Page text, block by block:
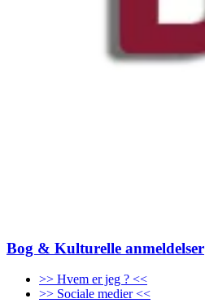
Bog & Kulturelle anmeldelser
>> Hvem er jeg ? <<
>> Sociale medier <<